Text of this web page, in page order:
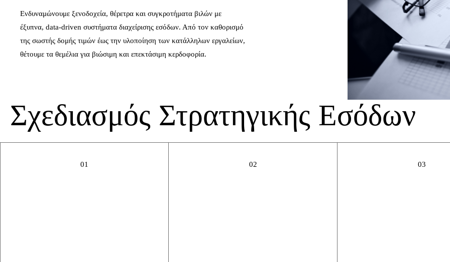
Ενδυναμώνουμε ξενοδοχεία, θέρετρα και συγκροτήματα βιλών με
έξυπνα, data-driven συστήματα διαχείρισης εσόδων. Από τον καθορισμό
της σωστής δομής τιμών έως την υλοποίηση των κατάλληλων εργαλείων,
θέτουμε τα θεμέλια για βιώσιμη και επεκτάσιμη κερδοφορία.
Σχεδιασμός Στρατηγικής Εσόδων
01 02 03